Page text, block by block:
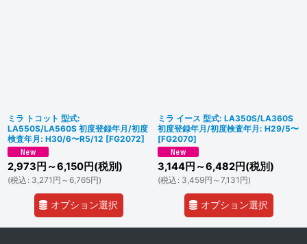
ミラ トコット 型式:
LA550S/LA560S 初度登録年月/初度
検査年月: H30/6〜R5/12 [FG2072]
2,973 円 ～6,150円(税別)
(税込 : 3,271 円 ～6,765円)
オプション選択
ミラ イース 型式: LA350S/LA360S
初度登録年月/初度検査年月: H29/5〜
[FG2070]
3,144円 ～6,482円(税別)
(税込 : 3,459円 ～7,131 円)
オプション選択